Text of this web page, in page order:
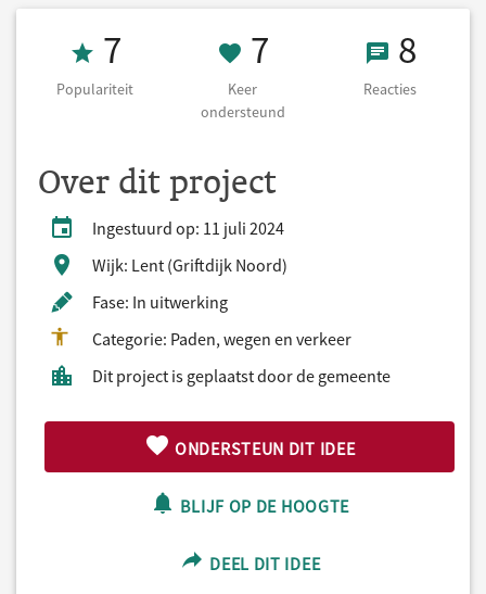
Populariteit 7
7
Populariteit
7 Keer
7
Keer
ondersteund
8 8
Reacties
Over dit project
Ingestuurd op: 11 juli 2024
Wijk: Lent (Griftdijk Noord)
Fase: In uitwerking
Categorie: Paden, wegen en verkeer
Dit project is geplaatst door de gemeente
ONDERSTEUN DIT IDEE
BLIJF OP DE HOOGTE
DEEL DIT IDEE